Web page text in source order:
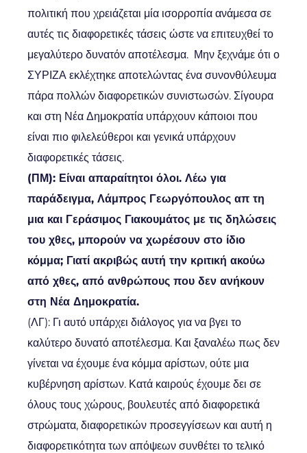
πολιτική που χρειάζεται μία ισορροπία ανάμεσα σε
αυτές τις διαφορετικές τάσεις ώστε να επιτευχθεί το
μεγαλύτερο δυνατόν αποτέλεσμα. Μην ξεχνάμε ότι ο
ΣΥΡΙΖΑ εκλέχτηκε αποτελώντας ένα συνονθύλευμα
πάρα πολλών διαφορετικών συνιστωσών. Σίγουρα
και στη Νέα Δημοκρατία υπάρχουν κάποιοι που
είναι πιο φιλελεύθεροι και γενικά υπάρχουν
διαφορετικές τάσεις.
(ΠΜ): Είναι απαραίτητοι όλοι. Λέω για
παράδειγμα, Λάμπρος Γεωργόπουλος απ τη
μια και Γεράσιμος Γιακουμάτος με τις δηλώσεις
του χθες, μπορούν να χωρέσουν στο ίδιο
κόμμα; Γιατί ακριβώς αυτή την κριτική ακούω
από χθες, από ανθρώπους που δεν ανήκουν
στη Νέα Δημοκρατία.
(ΛΓ): Γι αυτό υπάρχει διάλογος για να βγει το
καλύτερο δυνατό αποτέλεσμα. Και ξαναλέω πως δεν
γίνεται να έχουμε ένα κόμμα αρίστων, ούτε μια
κυβέρνηση αρίστων. Κατά καιρούς έχουμε δει σε
όλους τους χώρους, βουλευτές από διαφορετικά
στρώματα, διαφορετικών προσεγγίσεων και αυτή η
διαφορετικότητα των απόψεων συνθέτει το τελικό